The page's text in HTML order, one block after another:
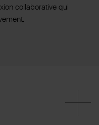
collaborative qui